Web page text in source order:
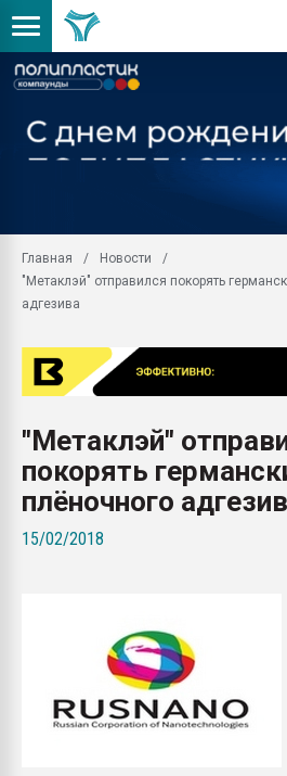
Главная
Новости
"Метаклэй" отправился покорять
адгезива
"Метаклэй"
покорять
плёночного
15/02/2018